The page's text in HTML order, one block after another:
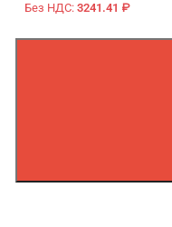
Без НДС: 3241.41 ₽